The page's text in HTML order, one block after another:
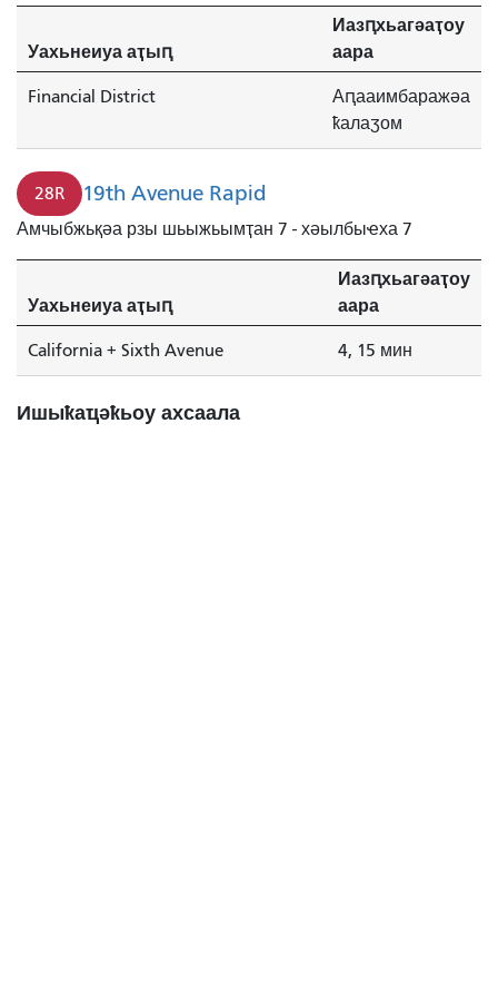
Уахьнеиуа аҭыԥ
Иазԥхьагәаҭоу
аара
Financial District
Аԥааимбаражәа
ҟалаӡом
28R 19th Avenue Rapid
Амчыбжьқәа рзы шьыжьымҭан 7 - хәылбыҽха 7
Уахьнеиуа аҭыԥ
Иазԥхьагәаҭоу
аара
California + Sixth Avenue 4, 15 мин
Ишыҟаҵәҟьоу ахсаала